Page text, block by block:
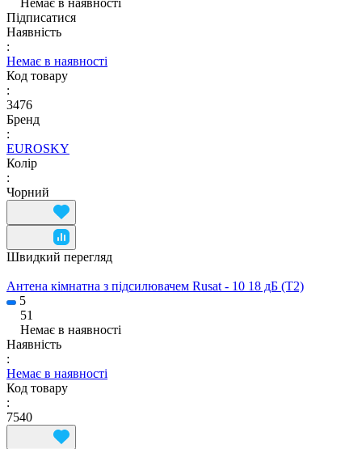
Підписатися
Наявність
:
Немає в наявності
Код товару
:
3476
Бренд
:
EUROSKY
Колір
:
Чорний
Швидкий перегляд
Антена кімнатна з підсилювачем Rusat - 10 18 дБ (T2)
5
51
Немає в наявності
Наявність
:
Немає в наявності
Код товару
:
7540